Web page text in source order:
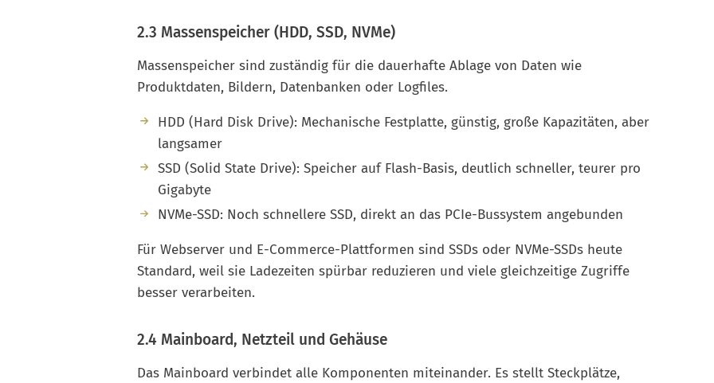
2.3 Massenspeicher (HDD, SSD, NVMe)
Massenspeicher sind zuständig für die dauerhafte Ablage von Daten wie
Produktdaten, Bildern, Datenbanken oder Logfiles.
HDD (Hard Disk Drive): Mechanische Festplatte, günstig, große Kapazitäten, aber
langsamer
SSD (Solid State Drive): Speicher auf Flash-Basis, deutlich schneller, teurer pro
Gigabyte
NVMe-SSD: Noch schnellere SSD, direkt an das PCIe-Bussystem angebunden
Für Webserver und E-Commerce-Plattformen sind SSDs oder NVMe-SSDs heute
Standard, weil sie Ladezeiten spürbar reduzieren und viele gleichzeitige Zugriffe
besser verarbeiten.
2.4 Mainboard, Netzteil und Gehäuse
Das Mainboard verbindet alle Komponenten miteinander. Es stellt Steckplätze,